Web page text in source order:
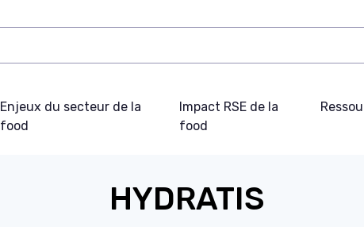
Enjeux du secteur de la
food
Impact RSE de la
food
HYDRATIS